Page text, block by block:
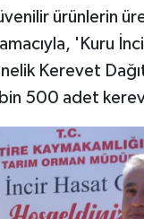
ürünlerin
'Kuru
Kerevet
500 adet